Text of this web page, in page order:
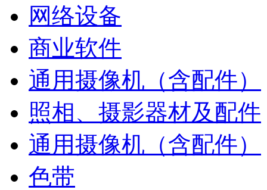
网络设备
商业软件
通用摄像机（含配件）
照相、摄影器材及配件
通用摄像机（含配件）
色带